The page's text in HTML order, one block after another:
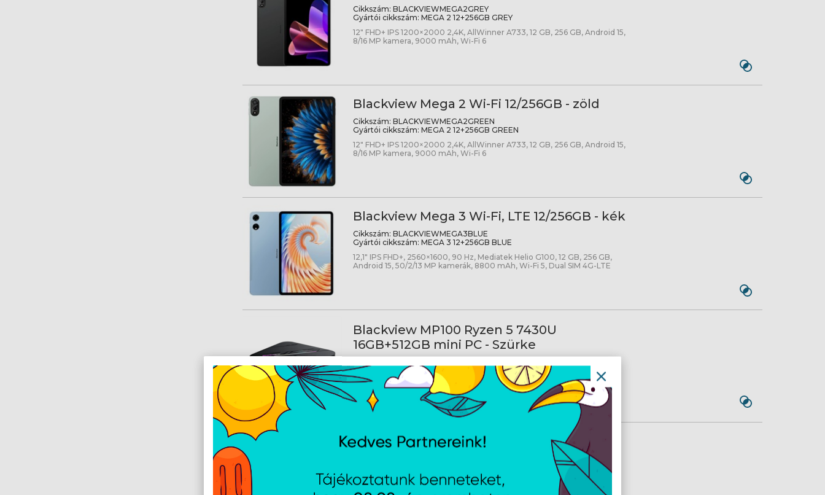
Cikkszám: BLACKVIEWMEGA2GREY
Gyártói cikkszám: MEGA 2 12+256GB GREY
12" FHD+ IPS 1200×2000 2,4K, AllWinner A733, 12 GB, 256 GB, Android 15,
8/16 MP kamera, 9000 mAh, Wi-Fi 6
Blackview Mega 2 Wi-Fi 12/256GB - zöld
Cikkszám: BLACKVIEWMEGA2GREEN
Gyártói cikkszám: MEGA 2 12+256GB GREEN
12" FHD+ IPS 1200×2000 2,4K, AllWinner A733, 12 GB, 256 GB, Android 15,
8/16 MP kamera, 9000 mAh, Wi-Fi 6
Blackview Mega 3 Wi-Fi, LTE 12/256GB - kék
Cikkszám: BLACKVIEWMEGA3BLUE
Gyártói cikkszám: MEGA 3 12+256GB BLUE
12,1" IPS FHD+, 2560×1600, 90 Hz, Mediatek Helio G100, 12 GB, 256 GB,
Android 15, 50/2/13 MP kamerák, 8800 mAh, Wi-Fi 5, Dual SIM 4G-LTE
Blackview MP100 Ryzen 5 7430U
16GB+512GB mini PC - Szürke
Ryzen 5 7430U - 16GB - 512GB SSD - Szürke
Blackview MP100 Ryzen 5 7430U
Cikkszám:MP100PROD Gyártói cikkszám:
MP100 PRO_D
Ryzen 5 7430U - 16GB - 512GB SSD - Szürke